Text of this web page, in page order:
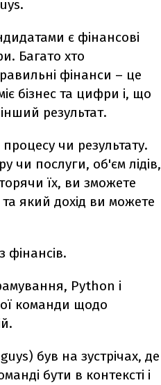
є фінансові
Багато хто
фінанси – це
бізнес та цифри і, що
результат.
чи результату.
чи послуги, об'єм лідів,
їх, ви зможете
та який дохід ви можете
фінансів.
Python і
команди щодо
був на зустрічах, де
бути в контексті і